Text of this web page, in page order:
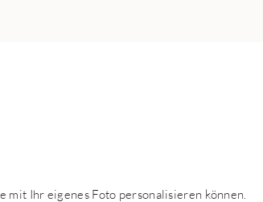
mit Ihr eigenes Foto personalisieren können.